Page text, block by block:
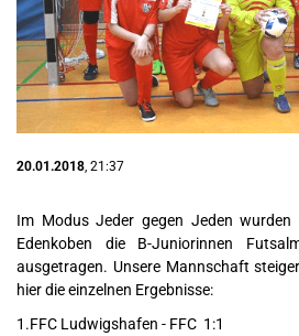
20.01.2018, 21:37
Im Modus Jeder gegen Jeden
Edenkoben die B-Juniorinnen
ausgetragen. Unsere Mannschaft
hier die einzelnen Ergebnisse:
1.FFC Ludwigshafen - FFC 1:1